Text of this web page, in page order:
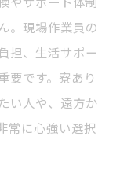
。現場作業員の
担、生活サポー
要です。寮あり
い人や、遠方か
常に心強い選択